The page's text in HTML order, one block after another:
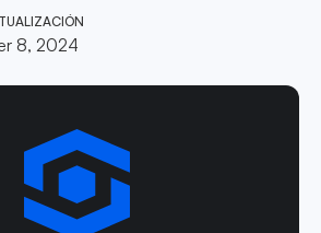
8, 2024